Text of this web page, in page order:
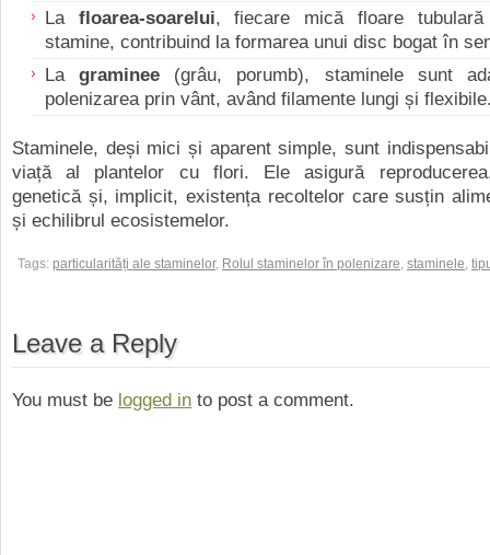
La floarea-soarelui, fiecare mică floare
stamine, contribuind la formarea unui disc bogat în
Lagraminee (grâu, porumb), staminele sunt
polenizarea prin vânt, având filamente lungi și
Staminele, deși mici și aparent simple, sunt
viață al plantelor cu flori. Ele asigură
genetică și, implicit, existența recoltelor care susțin
și echilibrul ecosistemelor.
Tags: particularități ale staminelor, Rolul staminelor în polenizare, staminele,
Leave a Reply
You must be logged in to post a comment.